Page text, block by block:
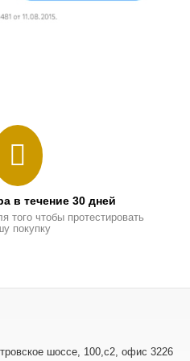
в течение 30 дней
того чтобы протестировать
покупку
шоссе, 100,с2, офис 3226